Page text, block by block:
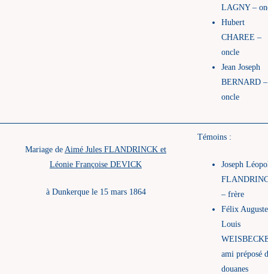
LAGNY –
Hubert
CHAREE –
oncle
Jean Joseph
BERNARD –
oncle
Mariage de Aimé Jules FLANDRINCK et
Léonie Françoise DEVICK
à Dunkerque le 15 mars 1864
Témoins :
Joseph
– frère
Félix Auguste
Louis
ami préposé
douanes